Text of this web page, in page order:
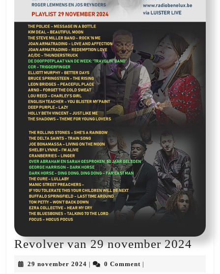
Revolver van 29 november 2024
29 november 2024 29
| 0 Comment |